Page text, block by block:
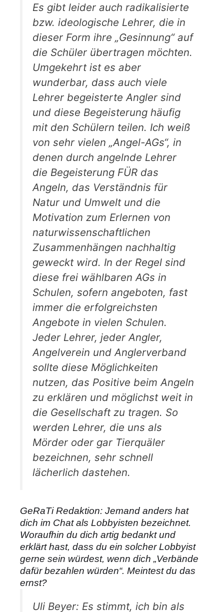
Es gibt leider auch radikalisierte
bzw. ideologische Lehrer, die in
dieser Form ihre „Gesinnung“ auf
die Schüler übertragen möchten.
Umgekehrt ist es aber
wunderbar, dass auch viele
Lehrer begeisterte Angler sind
und diese Begeisterung häufig
mit den Schülern teilen. Ich weiß
von sehr vielen „Angel-AGs“, in
denen durch angelnde Lehrer
die Begeisterung FÜR das
Angeln, das Verständnis für
Natur und Umwelt und die
Motivation zum Erlernen von
naturwissenschaftlichen
Zusammenhängen nachhaltig
geweckt wird. In der Regel sind
diese frei wählbaren AGs in
Schulen, sofern angeboten, fast
immer die erfolgreichsten
Angebote in vielen Schulen.
Jeder Lehrer, jeder Angler,
Angelverein und Anglerverband
sollte diese Möglichkeiten
nutzen, das Positive beim Angeln
zu erklären und möglichst weit in
die Gesellschaft zu tragen. So
werden Lehrer, die uns als
Mörder oder gar Tierquäler
bezeichnen, sehr schnell
lächerlich dastehen.
GeRaTi Redaktion: Jemand anders hat
dich im Chat als Lobbyisten bezeichnet.
Woraufhin du dich artig bedankt und
erklärt hast, dass du ein solcher Lobbyist
gerne sein würdest, wenn dich „Verbände
dafür bezahlen würden“. Meintest du das
ernst?
Uli Beyer: Es stimmt, ich bin als